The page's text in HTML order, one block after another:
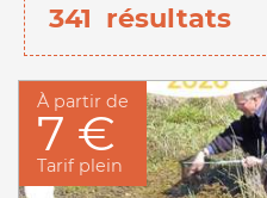
341 résultats
À partir de
7 €
Tarif plein